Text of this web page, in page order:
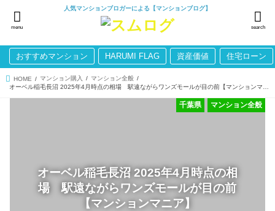
人気マンションブロガーによる【マンションブログ】
search
menu
おすすめマンション HARUMI FLAG 資産価値 住宅ローン
HOME マンション購入
マンション全般
オーベル稲毛長沼 2025年4月時点の相
場 駅遠ながらワンズモールが目の前
【マンションマニア】
マンション全般
千葉県